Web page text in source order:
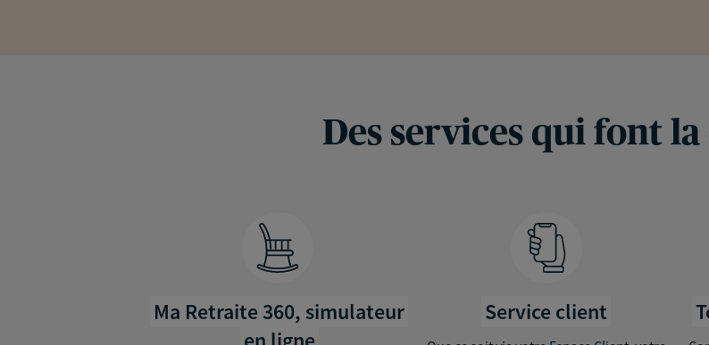
Des services qui font
Ma Retraite 360, simulateur
Service client